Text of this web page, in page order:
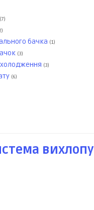
(7)
бачка (1)
(3)
(3)
(6)
вихлопу